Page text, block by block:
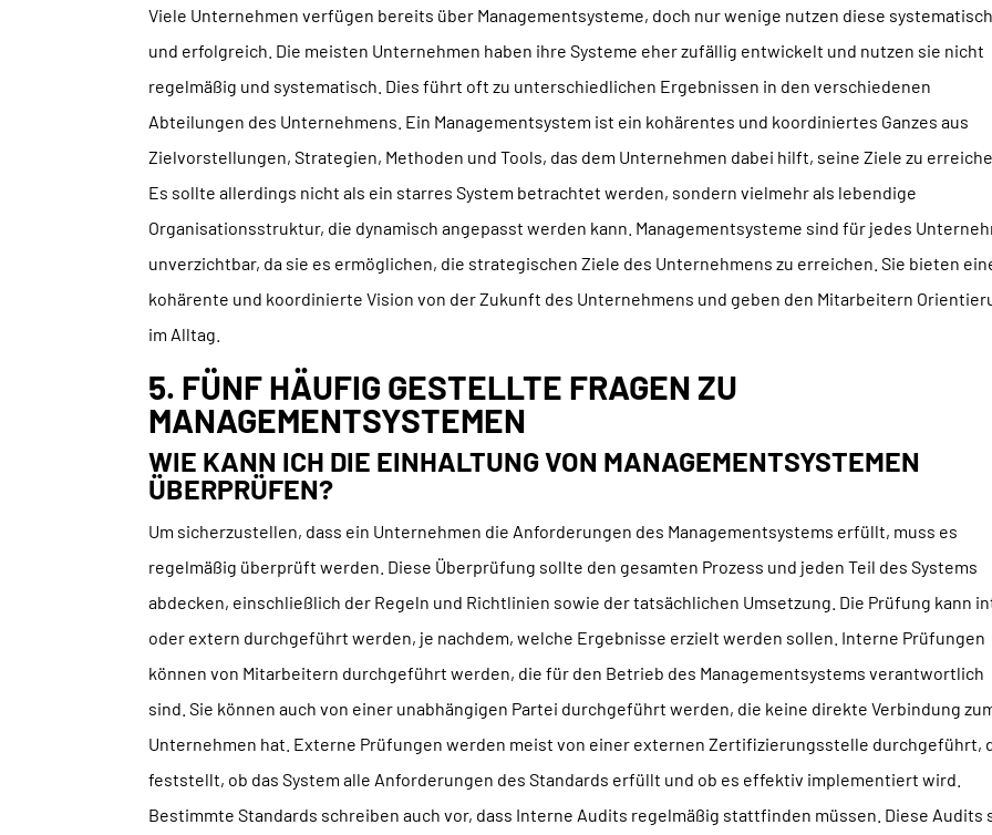
Viele Unternehmen verfügen bereits über Managementsysteme, doch nur wenige nutzen diese systematisch
und erfolgreich. Die meisten Unternehmen haben ihre Systeme eher zufällig entwickelt und nutzen sie nicht
regelmäßig und systematisch. Dies führt oft zu unterschiedlichen Ergebnissen in den verschiedenen
Abteilungen des Unternehmens. Ein Managementsystem ist ein kohärentes und koordiniertes Ganzes aus
Zielvorstellungen, Strategien, Methoden und Tools, das dem Unternehmen dabei hilft, seine Ziele zu
Es sollte allerdings nicht als ein starres System betrachtet werden, sondern vielmehr als lebendige
Organisationsstruktur, die dynamisch angepasst werden kann. Managementsysteme sind für jedes
unverzichtbar, da sie es ermöglichen, die strategischen Ziele des Unternehmens zu erreichen. Sie bieten
kohärente und koordinierte Vision von der Zukunft des Unternehmens und geben den Mitarbeitern
im Alltag.
5. FÜNF HÄUFIG GESTELLTE FRAGEN ZU
MANAGEMENTSYSTEMEN
WIE KANN ICH DIE EINHALTUNG VON MANAGEMENTSYSTEMEN
ÜBERPRÜFEN?
Um sicherzustellen, dass ein Unternehmen die Anforderungen des Managementsystems erfüllt, muss es
regelmäßig überprüft werden. Diese Überprüfung sollte den gesamten Prozess und jeden Teil des Systems
abdecken, einschließlich der Regeln und Richtlinien sowie der tatsächlichen Umsetzung. Die Prüfung kann
oder extern durchgeführt werden, je nachdem, welche Ergebnisse erzielt werden sollen. Interne Prüfungen
können von Mitarbeitern durchgeführt werden, die für den Betrieb des Managementsystems verantwortlich
sind. Sie können auch von einer unabhängigen Partei durchgeführt werden, die keine direkte Verbindung
Unternehmen hat. Externe Prüfungen werden meist von einer externen Zertifizierungsstelle durchgeführt,
feststellt, ob das System alle Anforderungen des Standards erfüllt und ob es effektiv implementiert wird.
Bestimmte Standards schreiben auch vor, dass Interne Audits regelmäßig stattfinden müssen. Diese Audits